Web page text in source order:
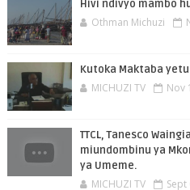
Hivi ndivyo mambo
Othman Michuzi
Kutoka Maktaba yetu
MICHUZI TV Nov
TTCL, Tanesco
miundombinu ya
ya Umeme.
MICHUZI TV Sept